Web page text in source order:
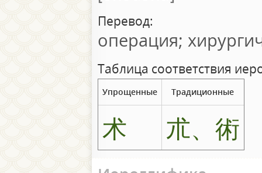
Перевод:
операция;
Таблица соответствия
Упрощенные Традиционные
术 朮、術